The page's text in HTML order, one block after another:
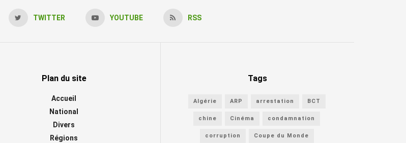
TWITTER YOUTUBE RSS
Plan du site
Accueil
National
Divers
Régions
Tags
Algérie ARP arrestation BCT
chine Cinéma condamnation
corruption Coupe du Monde